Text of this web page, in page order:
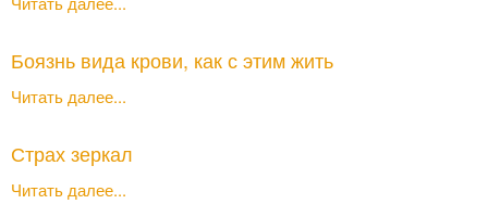
Боязнь вида крови, как с этим жить
Читать далее...
Страх зеркал
Читать далее...